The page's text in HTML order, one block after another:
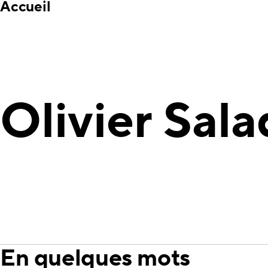
Accueil
Olivier
En quelques mots